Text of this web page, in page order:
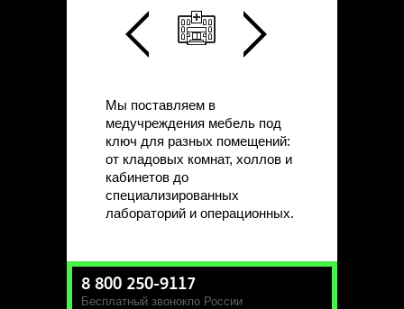
Мы поставляем в
медучреждения мебель под
ключ для разных помещений:
от кладовых комнат, холлов и
кабинетов до
специализированных
лабораторий и операционных.
8 800 250-9117
Бесплатный звонокпо России